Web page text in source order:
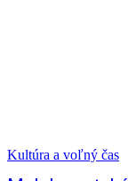
Kultúra a voľný čas